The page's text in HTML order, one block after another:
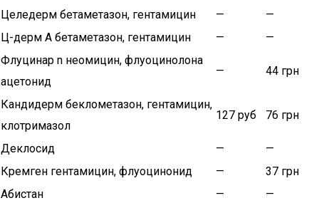
Целедерм бетаметазон, гентамицин —
—
Ц-дерм А бетаметазон, гентамицин
—
—
Флуцинар n неомицин, флуоцинолона
ацетонид
— 44 грн
Кандидерм беклометазон, гентамицин,
клотримазол
127 руб 76 грн
Деклосид —
—
Кремген гентамицин, флуоцинонид
—
37 грн
Абистан
— —